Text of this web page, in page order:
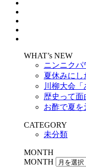
WHAT’s NEW
ニンニクパ
夏休みにし
川柳大会「
歴史って面
お酢で夏を
CATEGORY
未分類
MONTH
MONTH